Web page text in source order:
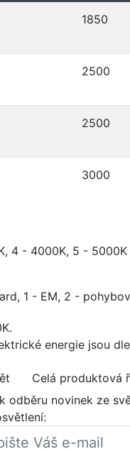
1850
2500
2500
3000
4 - 4000K, 5 - 5000K
1 - EM, 2 -
energie jsou
Celá produktová
odběru novinek ze